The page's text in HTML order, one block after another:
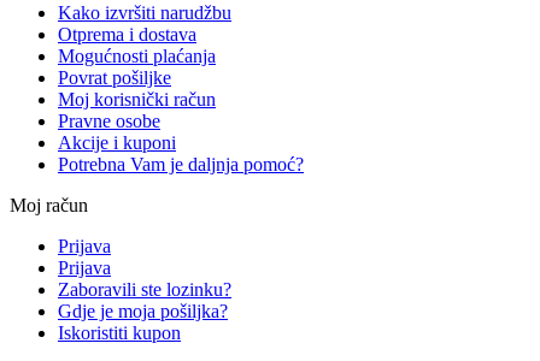
Kako izvršiti narudžbu
Otprema i dostava
Mogućnosti plaćanja
Povrat pošiljke
Moj korisnički račun
Pravne osobe
Akcije i kuponi
Potrebna Vam je daljnja pomoć?
Moj račun
Prijava
Prijava
Zaboravili ste lozinku?
Gdje je moja pošiljka?
Iskoristiti kupon